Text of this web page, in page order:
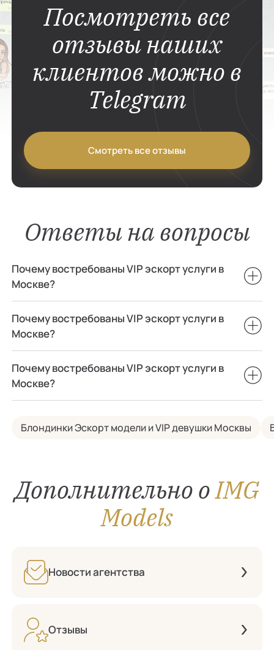
Посмотреть все
отзывы наших
клиентов можно в
Telegram
Смотреть все отзывы
Ответы на вопросы
Почему востребованы VIP эскорт услуги в
Москве?
Почему востребованы VIP эскорт услуги в
Москве?
Почему востребованы VIP эскорт услуги в
Москве?
Блондинки Эскорт модели и VIP девушки Москвы
Дополнительно оIMG
Models
Новости агентства
Отзывы